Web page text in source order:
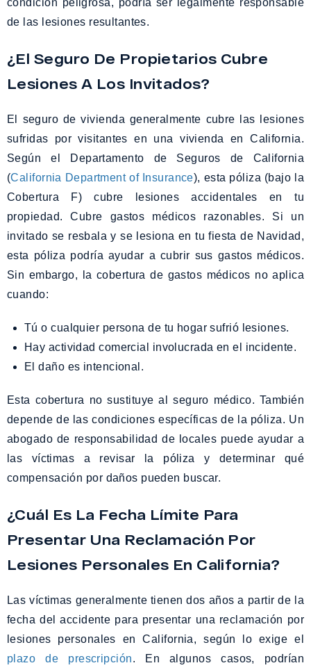
de las lesiones resultantes.
¿El Seguro De Propietarios Cubre
Lesiones A Los Invitados?
El seguro de vivienda generalmente cubre las lesiones
sufridas por visitantes en una vivienda en California.
Según el Departamento de Seguros de California
(California Department of Insurance), esta póliza (bajo la
Cobertura F) cubre lesiones accidentales en tu
propiedad. Cubre gastos médicos razonables. Si un
invitado se resbala y se lesiona en tu fiesta de Navidad,
esta póliza podría ayudar a cubrir sus gastos médicos.
Sin embargo, la cobertura de gastos médicos no aplica
cuando:
Tú o cualquier persona de tu hogar sufrió lesiones.
Hay actividad comercial involucrada en el incidente.
El daño es intencional.
Esta cobertura no sustituye al seguro médico. También
depende de las condiciones específicas de la póliza. Un
abogado de responsabilidad de locales puede ayudar a
las víctimas a revisar la póliza y determinar qué
compensación por daños pueden buscar.
¿Cuál Es La Fecha Límite Para
Presentar Una Reclamación Por
Lesiones Personales En California?
Las víctimas generalmente tienen dos años a partir de la
fecha del accidente para presentar una reclamación por
lesiones personales en California, según lo exige el
plazo de prescripción. En algunos casos, podrían